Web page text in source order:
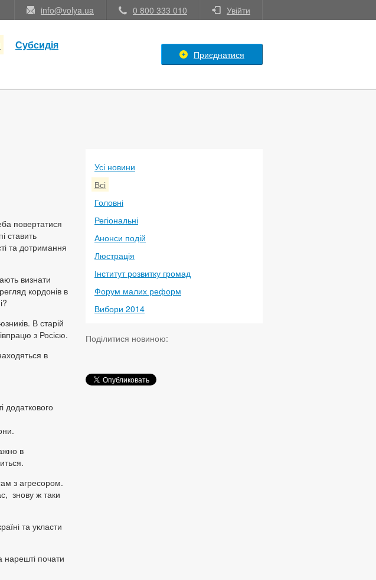
info@volya.ua 0 800 333 010 Увійти
Субсидія
Приєднатися
повертатися
ставить
та дотримання
визнати
кордонів в
В старій
з Росією.
в
додаткового
в
з агресором.
знову ж таки
та укласти
нарешті почати
Усі новини
Всі
Головні
Регіональні
Анонси подій
Люстрація
Інститут розвитку громад
Форум малих реформ
Вибори 2014
Поділитися новиною: